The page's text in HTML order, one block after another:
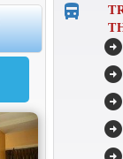
directions_bus_filled
arrow_circle_right
arrow_circle_right
arrow_circle_right
arrow_circle_right